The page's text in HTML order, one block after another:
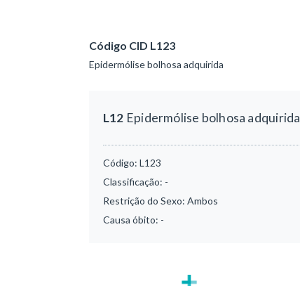
Código CID L123
Epidermólise bolhosa adquirida
L12 Epidermólise bolhosa adquirida
Código: L123
Classificação: -
Restrição do Sexo: Ambos
Causa óbito: -